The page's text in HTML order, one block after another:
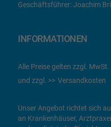
Geschäftsführer: Joachim
INFORMATIONEN
Alle Preise gelten zzgl. MwSt.
und zzgl.
Versandkosten
Unser Angebot richtet sich
an Krankenhäuser,